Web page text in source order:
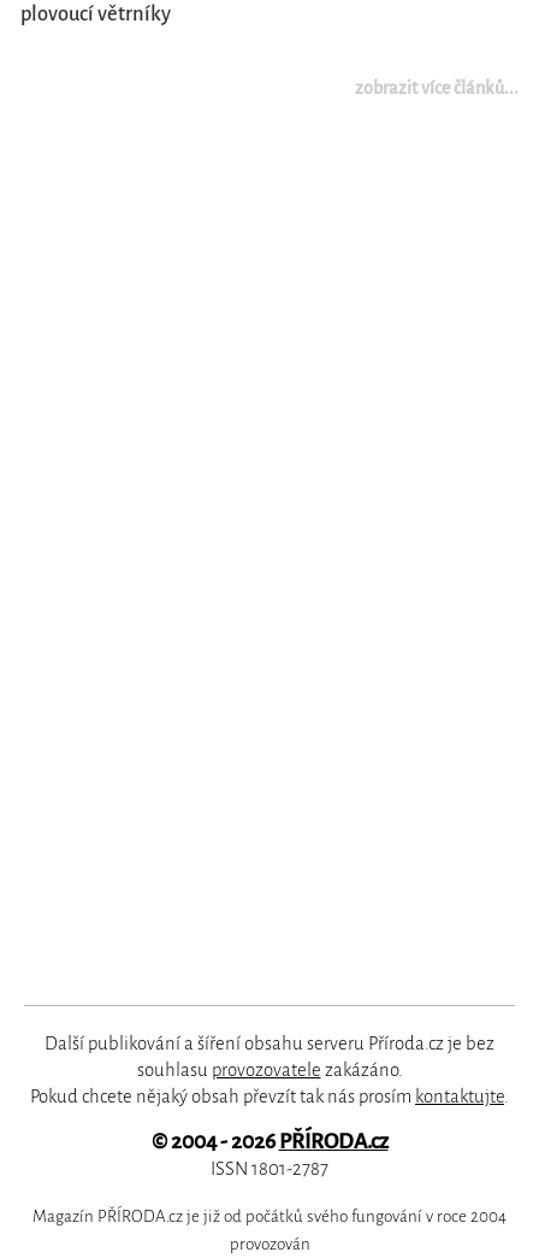
plovoucí větrníky
zobrazit více článků...
Další publikování a šíření obsahu serveru Příroda.cz je bez
souhlasu provozovatele zakázáno.
Pokud chcete nějaký obsah převzít tak nás prosím kontaktujte
© 2004 - 2026PŘÍRODA.cz
ISSN 1801-2787
Magazín PŘÍRODA.cz je již od počátků svého fungování v roce 2004
provozován